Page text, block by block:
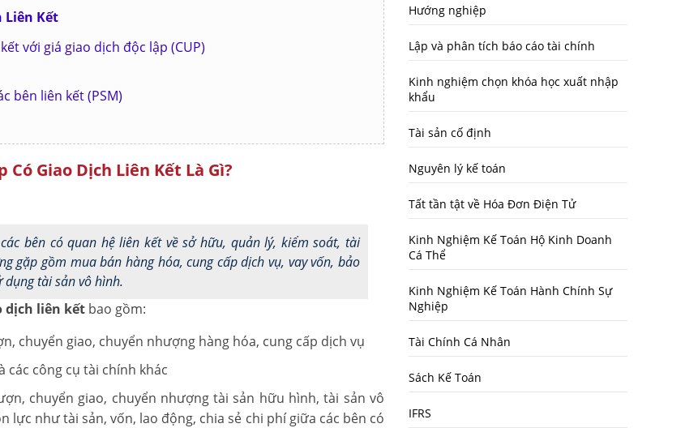
Liên Kết
với giá giao dịch độc lập (CUP)
bên liên kết (PSM)
Giao Dịch Liên Kết Là Gì?
bên có quan hệ liên kết về sở hữu, quản lý, kiểm soát, tài
gặp gồm mua bán hàng hóa, cung cấp dịch vụ, vay vốn, bảo
dụng tài sản vô hình.
dịch liên kết bao gồm:
chuyển giao, chuyển nhượng hàng hóa, cung cấp dịch vụ
các công cụ tài chính khác
chuyển giao, chuyển nhượng tài sản hữu hình, tài sản vô
như tài sản, vốn, lao động, chia sẻ chi phí giữa các bên có
Hướng nghiệp
Lập và phân tích báo cáo tài chính
Kinh nghiệm chọn khóa học xuất nhập
khẩu
Tài sản cố định
Nguyên lý kế toán
Tất tần tật về Hóa Đơn Điện Tử
Kinh Nghiệm Kế Toán Hộ Kinh Doanh
Cá Thể
Kinh Nghiệm Kế Toán Hành Chính Sự
Nghiệp
Tài Chính Cá Nhân
Sách Kế Toán
IFRS